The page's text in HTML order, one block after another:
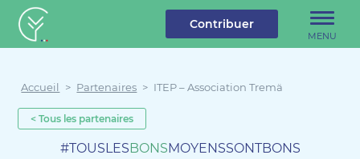
Créateur de forêt
MENU
Contribuer
Accueil > Partenaires > ITEP – Association Tremä
< Tous les partenaires
#TOUSLESBONSMOYENSSONTBONS